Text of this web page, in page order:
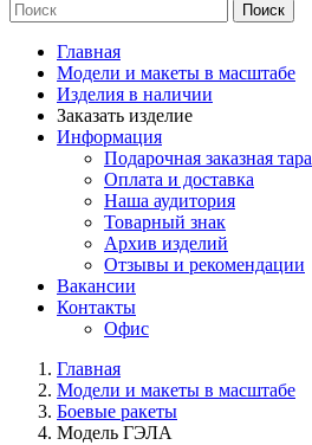
Поиск
Главная
Модели и макеты в масштабе
Изделия в наличии
Заказать изделие
Информация
Подарочная заказная тара
Оплата и доставка
Наша аудитория
Товарный знак
Архив изделий
Отзывы и рекомендации
Вакансии
Контакты
Офис
Главная
Модели и макеты в масштабе
Боевые ракеты
Модель ГЭЛА